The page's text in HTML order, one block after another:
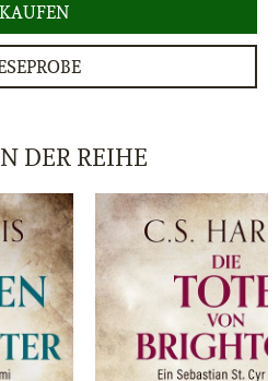
KAUFEN
DER REIHE